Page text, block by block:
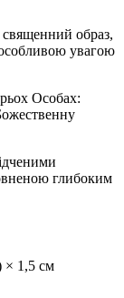
священний образ,
увагою
Особах:
глибоким
× 1,5 см